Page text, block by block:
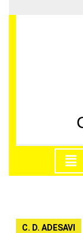
al
C. D. ADESAVI